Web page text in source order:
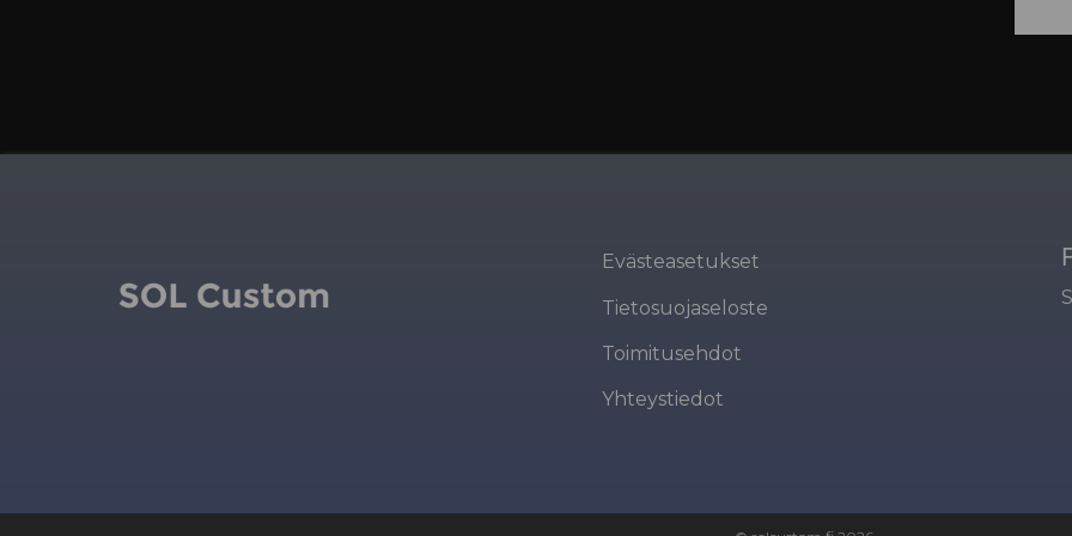
Evästeasetukset
Tietosuojaseloste
Toimitusehdot
Yhteystiedot